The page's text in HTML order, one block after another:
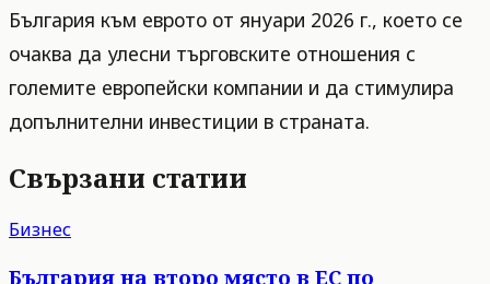
България към еврото от януари 2026 г., което се
очаква да улесни търговските отношения с
големите европейски компании и да стимулира
допълнителни инвестиции в страната.
Свързани статии
Бизнес
България на второ място в ЕС по